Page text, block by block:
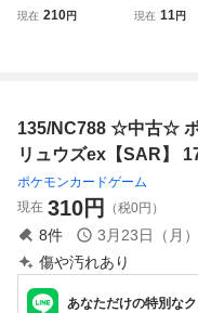
古 ★ ポケモンカ
現在 210円
古 ★ ポケ
現在 11円
135/NC788 ☆中古☆
リュウズex【SAR】
ポケモンカードゲーム
現在 310円 （税0円）
8件 3月23日（月
傷や汚れあり
あなただけの特別な